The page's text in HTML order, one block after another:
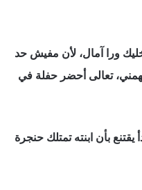
ورا آمال، لأن مفيش حد
تعالى أحضر حفلة في
بأن ابنته تمتلك حنجرة